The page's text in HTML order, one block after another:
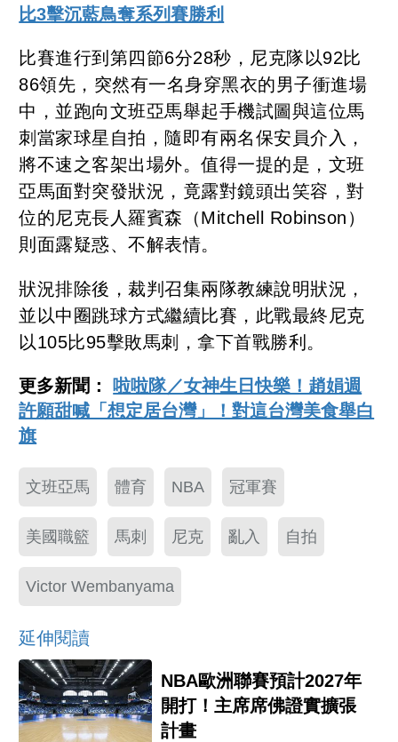
比3擊沉藍鳥奪系列賽勝利
比賽進行到第四節6分28秒，尼克隊以92比
86領先，突然有一名身穿黑衣的男子衝進場
中，並跑向文班亞馬舉起手機試圖與這位馬
刺當家球星自拍，隨即有兩名保安員介入，
將不速之客架出場外。值得一提的是，文班
亞馬面對突發狀況，竟露對鏡頭出笑容，對
位的尼克長人羅賓森（Mitchell Robinson）
則面露疑惑、不解表情。
狀況排除後，裁判召集兩隊教練說明狀況，
並以中圈跳球方式繼續比賽，此戰最終尼克
以105比95擊敗馬刺，拿下首戰勝利。
更多新聞： 啦啦隊／女神生日快樂！趙娟週
許願甜喊「想定居台灣」！對這台灣美食舉白
旗
文班亞馬 體育 NBA 冠軍賽
美國職籃 馬刺 尼克 亂入 自拍
Victor Wembanyama
延伸閱讀
NBA歐洲聯賽預計2027年
開打！主席席佛證實擴張
計畫